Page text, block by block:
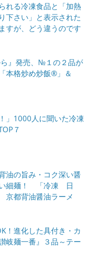
れる冷凍食品と「加熱
下さい」と表示された
すが、どう違うのです
ら』発売、№１の２品が
本格炒め炒飯®」＆
」1000人に聞いた冷凍
７
油の旨み・コク深い醤
い細麺！ 「冷凍 日
都背油醤油ラーメ
！進化した具付き・カ
岐麺一番』３品～テー